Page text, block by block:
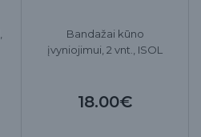
Bandažai kūno
įvyniojimui, 2 vnt., ISOL
18.00€